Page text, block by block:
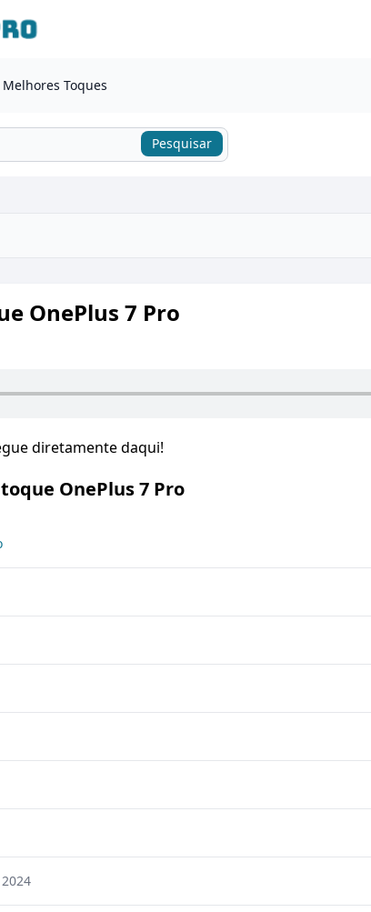
Melhores Toques
Pesquisar
OnePlus 7 Pro
diretamente daqui!
OnePlus 7 Pro